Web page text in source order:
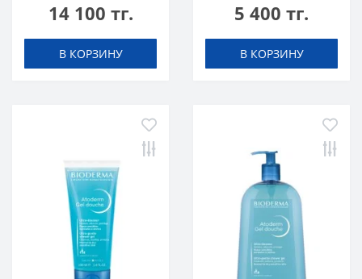
14 100 тг.
В КОРЗИНУ
5 400 тг.
В КОРЗИНУ